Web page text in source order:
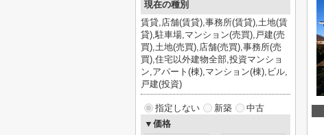
現在の種別
賃貸,店舗(賃貸),事務所(賃貸),土地(賃
貸),駐車場,マンション(売買),戸建(売
買),土地(売買),店舗(売買),事務所(売
買),住宅以外建物全部,投資マンショ
ン,アパート(棟),マンション(棟),ビル,
戸建(投資)
指定しない 新築
中古
▼価格